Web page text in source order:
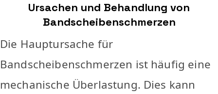
Ursachen und Behandlung von
Bandscheibenschmerzen
Die Hauptursache für
Bandscheibenschmerzen ist häufig eine
mechanische Überlastung. Dies kann